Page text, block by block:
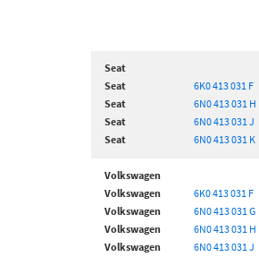
Seat
Seat
6K0 413 031 F
Seat
6N0 413 031 H
Seat
6N0 413 031 J
Seat
6N0 413 031 K
Volkswagen
Volkswagen
6K0 413 031 F
Volkswagen
6N0 413 031 G
Volkswagen
6N0 413 031 H
Volkswagen
6N0 413 031 J